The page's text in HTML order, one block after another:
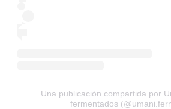
Una publicación compartida por
fermentados